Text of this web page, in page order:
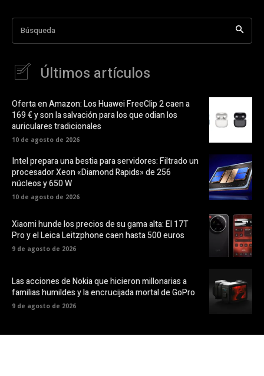
Búsqueda
Últimos artículos
Oferta en Amazon: Los Huawei FreeClip 2 caen a
169 € y son la salvación para los que odian los
auriculares tradicionales
10 de agosto de 2026
Intel prepara una bestia para servidores: Filtrado un
procesador Xeon «Diamond Rapids» de 256
núcleos y 650 W
10 de agosto de 2026
Xiaomi hunde los precios de su gama alta: El 17T
Pro y el Leica Leitzphone caen hasta 500 euros
9 de agosto de 2026
Las acciones de Nokia que hicieron millonarias a
familias humildes y la encrucijada mortal de GoPro
9 de agosto de 2026